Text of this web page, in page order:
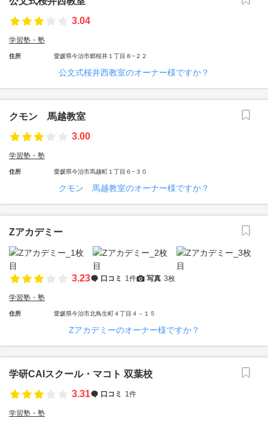
3.04
学習塾・塾
住所 愛媛県今治市郷桜井１丁目８−２２
公文式桜井西教室のオーナー様ですか？
クモン 馬越教室
3.00
学習塾・塾
住所 愛媛県今治市馬越町１丁目６−３０
クモン 馬越教室のオーナー様ですか？
Zアカデミー
3.23 口コミ 1件 写真 3枚
学習塾・塾
住所 愛媛県今治市北鳥生町４丁目４－１５
Zアカデミーのオーナー様ですか？
学研CAIスクール・マコト 双葉校
3.31
口コミ 1件
学習塾・塾